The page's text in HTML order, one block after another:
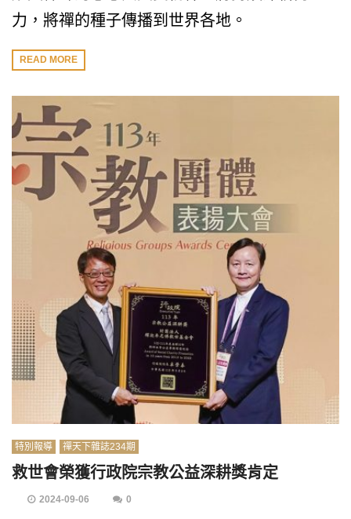
力，將禪的種子傳播到世界各地。
READ MORE
特別報導 禪天下雜誌234期
救世會榮獲行政院宗教公益深耕獎肯定
2024-09-06 0